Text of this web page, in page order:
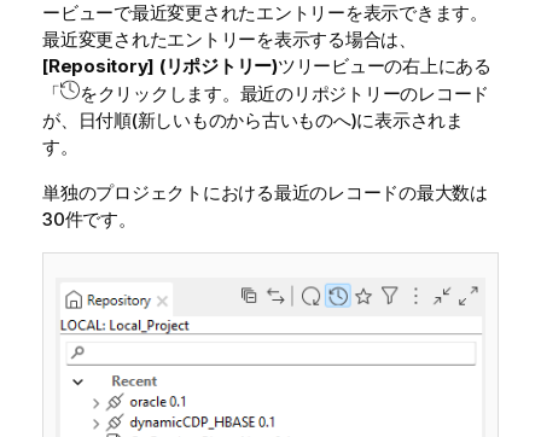
ービューで最近変更されたエントリーを表示できます。
最近変更されたエントリーを表示する場合は、
[Repository] (リポジトリー)ツリービューの右上にある
「
をクリックします。最近のリポジトリーのレコード
が、日付順(新しいものから古いものへ)に表示されま
す。
単独のプロジェクトにおける最近のレコードの最大数は
30件です。